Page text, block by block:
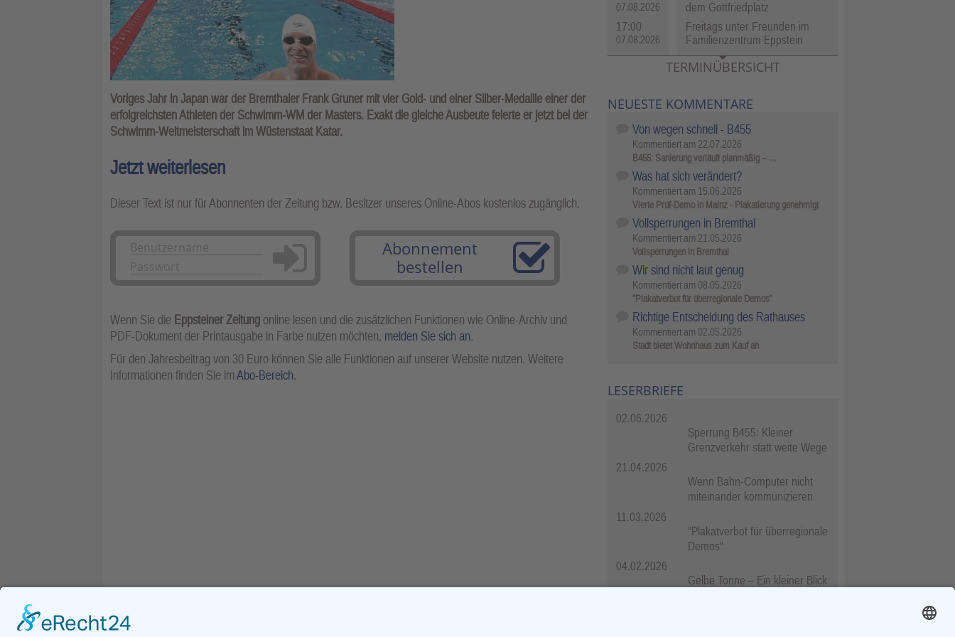
Voriges Jahr in Japan war der Bremthaler Frank Gruner mit vier Gold- und einer Silber-Medaille einer der
erfolgreichsten Athleten der Schwimm-WM der Masters. Exakt die gleiche Ausbeute feierte er jetzt bei der
Schwimm-Weltmeisterschaft im Wüstenstaat Katar.
Jetzt weiterlesen
Dieser Text ist nur für Abonnenten der Zeitung bzw. Besitzer unseres Online-Abos kostenlos zugänglich.
Anmelden
Abonnement
bestellen
Wenn Sie die Eppsteiner Zeitung online lesen und die zusätzlichen Funktionen wie Online-Archiv und
PDF-Dokument der Printausgabe in Farbe nutzen möchten, melden Sie sich an.
Für den Jahresbeitrag von 30 Euro können Sie alle Funktionen auf unserer Website nutzen. Weitere
Informationen finden Sie imAbo-Bereich.
07.08.2026
dem Gottfriedplatz
17:00
07.08.2026
Freitags unter Freunden im
Familienzentrum Eppstein
TERMINÜBERSICHT
NEUESTE KOMMENTARE
Von wegen schnell - B455
Kommentiert am 22.07.2026
B455: Sanierung verläuft planmäßig – …
Was hat sich verändert?
Kommentiert am 15.06.2026
Vierte Prüf-Demo in Mainz - Plakatierung genehmigt
Vollsperrungen in Bremthal
Kommentiert am 21.05.2026
Vollsperrungen in Bremthal
Wir sind nicht laut genug
Kommentiert am 08.05.2026
"Plakatverbot für überregionale Demos"
Richtige Entscheidung des Rathauses
Kommentiert am 02.05.2026
Stadt bietet Wohnhaus zum Kauf an
LESERBRIEFE
02.06.2026
Sperrung B455: Kleiner
Grenzverkehr statt weite Wege
21.04.2026
Wenn Bahn-Computer nicht
miteinander kommunizieren
11.03.2026
"Plakatverbot für überregionale
Demos"
04.02.2026
Gelbe Tonne – Ein kleiner Blick